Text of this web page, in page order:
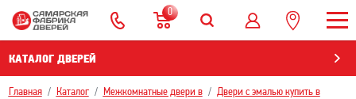
0
КАТАЛОГ ДВЕРЕЙ
Главная Каталог Межкомнатные двери в
Двери с эмалью купить в